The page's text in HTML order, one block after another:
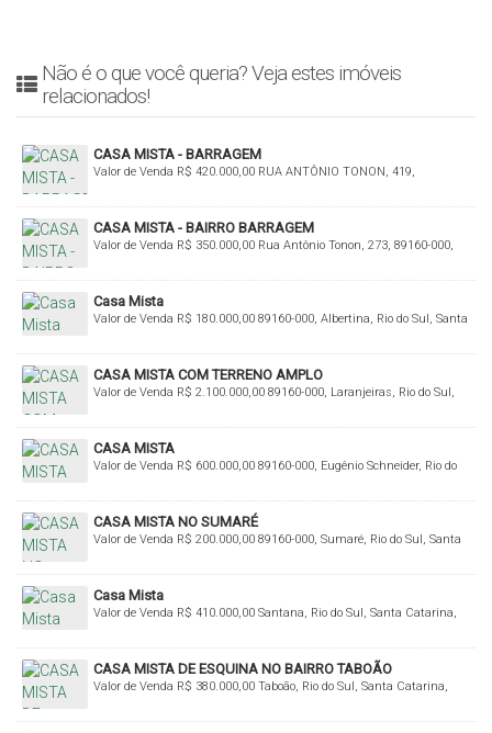
Não é o que você queria? Veja estes imóveis
relacionados!
CASA MISTA - BARRAGEM
R$ 420.000,00
Valor de Venda
RUA ANTÔNIO TONON, 419,
CASA MISTA - BAIRRO BARRAGEM
R$ 350.000,00
Valor de Venda
Rua Antônio Tonon, 273, 89160-000,
Casa Mista
R$ 180.000,00
Valor de Venda
89160-000, Albertina, Rio do Sul, Santa
CASA MISTA COM TERRENO AMPLO
R$ 2.100.000,00
Valor de Venda
89160-000, Laranjeiras, Rio do Sul,
CASA MISTA
R$ 600.000,00
Valor de Venda
89160-000, Eugênio Schneider, Rio do
CASA MISTA NO SUMARÉ
R$ 200.000,00
Valor de Venda
89160-000, Sumaré, Rio do Sul, Santa
Casa Mista
R$ 410.000,00
Valor de Venda
Santana, Rio do Sul, Santa Catarina,
CASA MISTA DE ESQUINA NO BAIRRO TABOÃO
R$ 380.000,00
Valor de Venda
Taboão, Rio do Sul, Santa Catarina,